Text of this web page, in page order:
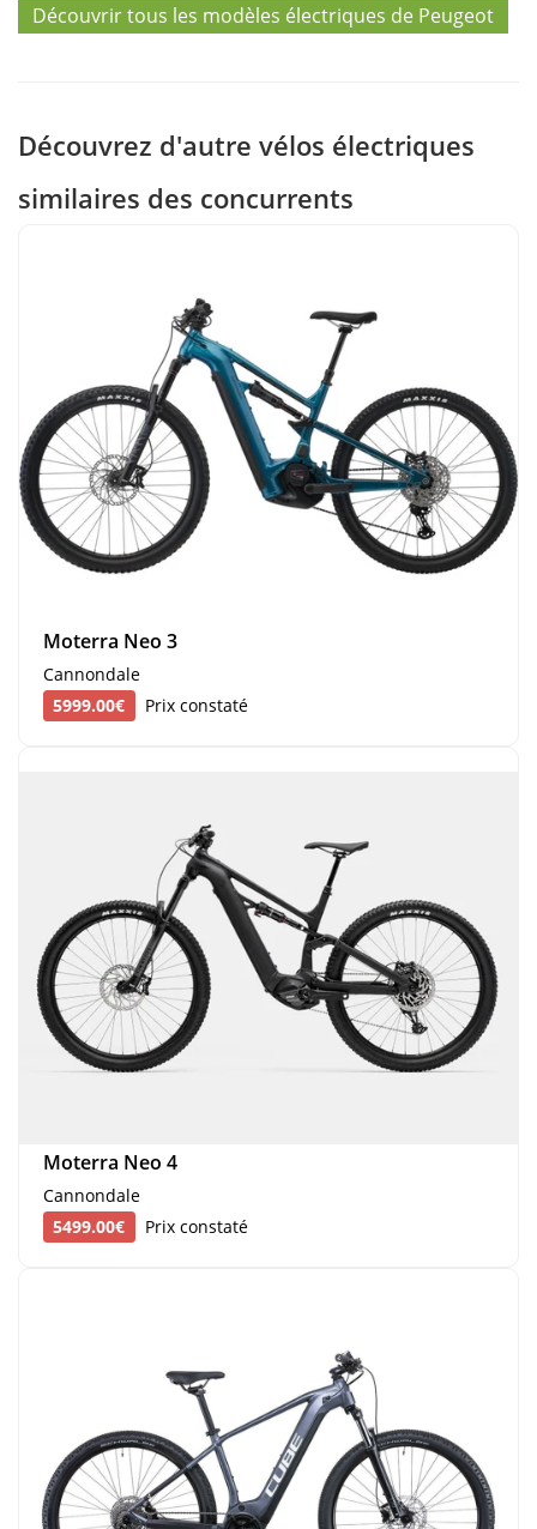
Découvrir tous les modèles électriques de Peugeot
Découvrez d'autre vélos électriques
similaires des concurrents
Moterra Neo 3
Cannondale
5999.00€
Prix constaté
Moterra Neo 4
Cannondale
5499.00€
Prix constaté